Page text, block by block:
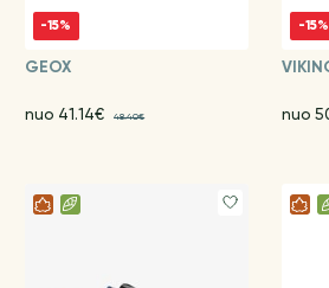
-15%
GEOX
nuo 41.14€ 48.40€
-15%
nuo